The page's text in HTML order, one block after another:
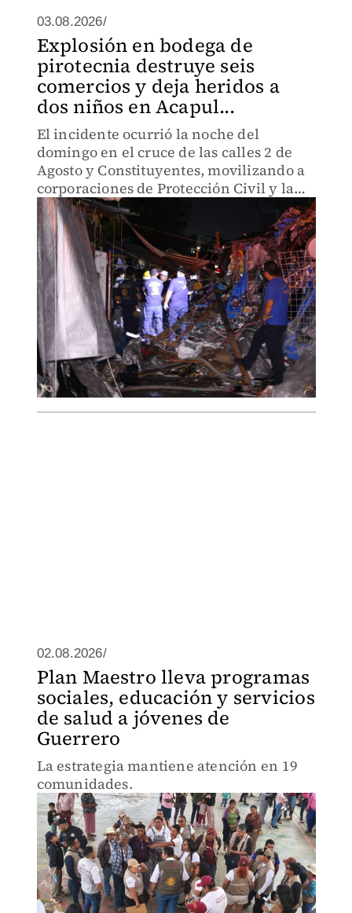
03.08.2026/
Explosión en bodega de
pirotecnia destruye seis
comercios y deja heridos a
dos niños en Acapul...
El incidente ocurrió la noche del
domingo en el cruce de las calles 2 de
Agosto y Constituyentes, movilizando a
corporaciones de Protección Civil y la
Guardia Nacional al filo de la
madrugada del 3 de agosto.
02.08.2026/
Plan Maestro lleva programas
sociales, educación y servicios
de salud a jóvenes de
Guerrero
La estrategia mantiene atención en 19
comunidades.